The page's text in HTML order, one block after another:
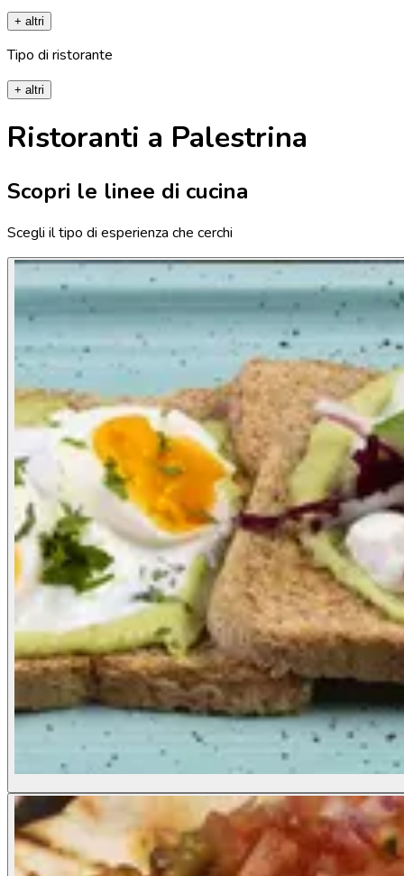
+ altri
Tipo di ristorante
+ altri
Ristoranti a Palestrina
Scopri le linee di cucina
Scegli il tipo di esperienza che cerchi